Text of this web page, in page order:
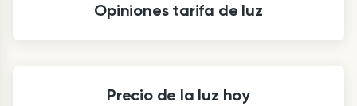
Opiniones tarifa de luz
Precio de la luz hoy